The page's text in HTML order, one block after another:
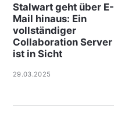
Stalwart geht über E-
Mail hinaus: Ein
vollständiger
Collaboration Server
ist in Sicht
29.03.2025